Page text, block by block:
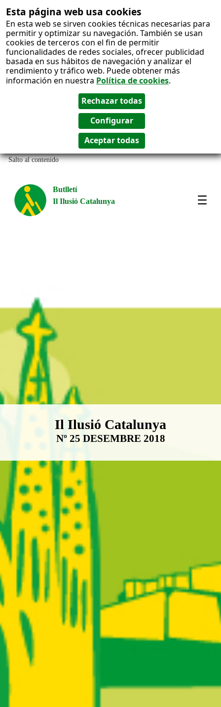
Esta página web usa cookies
En esta web se sirven cookies técnicas necesarias para
permitir y optimizar su navegación. También se usan
cookies de terceros con el fin de permitir
funcionalidades de redes sociales, ofrecer publicidad
basada en sus hábitos de navegación y analizar el
rendimiento y tráfico web. Puede obtener más
información en nuestra Política de cookies.
Salto al contenido
Butlletí
Il Ilusió Catalunya
Boletín Il·lusió Catalunya
Il Ilusió Catalunya
Nº 25 DESEMBRE 2018